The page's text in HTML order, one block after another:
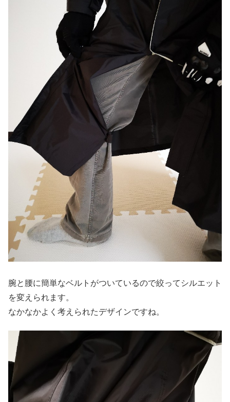
腕と腰に簡単なベルトがついているので絞ってシルエット
を変えられます。
なかなかよく考えられたデザインですね。